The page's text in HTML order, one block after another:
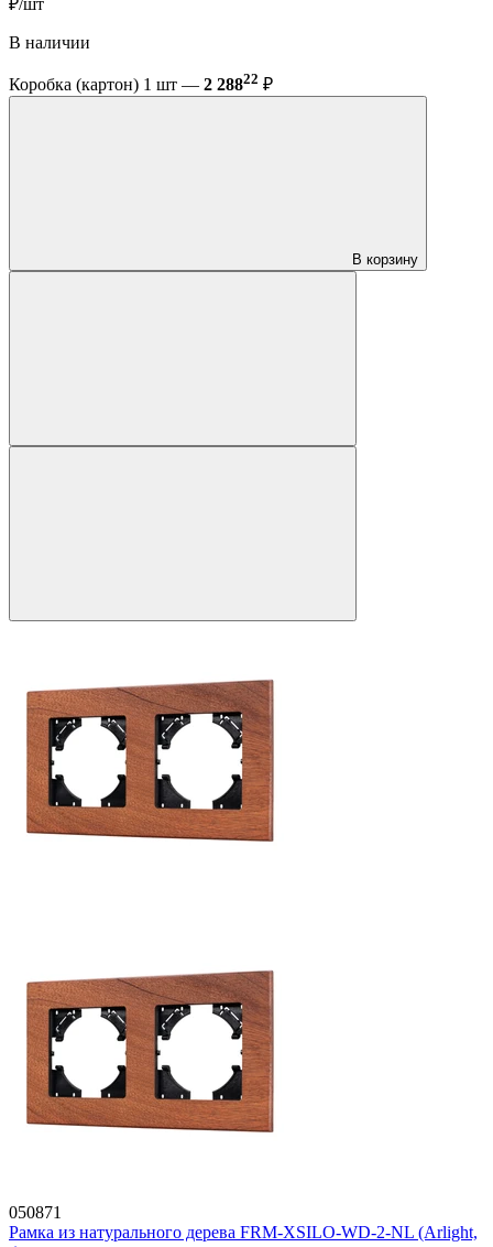
В наличии
Коробка (картон) 1 шт — 2 28822 ₽
В корзину
050871
Рамка из натурального дерева FRM-XSILO-WD-2-NL (Arlight,